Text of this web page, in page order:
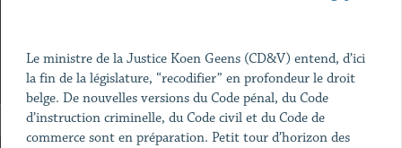
Le ministre de la Justice Koen Geens (CD&V) entend, d’ici
la fin de la législature, “recodifier” en profondeur le droit
belge. De nouvelles versions du Code pénal, du Code
d’instruction criminelle, du Code civil et du Code de
commerce sont en préparation. Petit tour d’horizon des